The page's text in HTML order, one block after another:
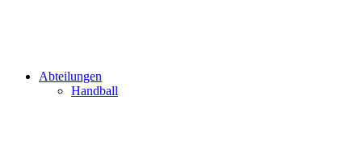
Abteilungen
Handball